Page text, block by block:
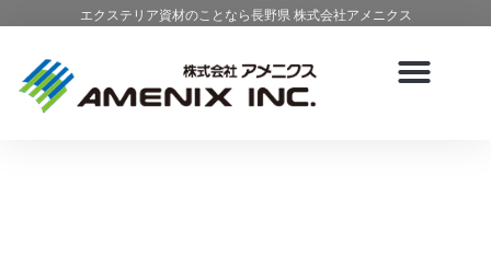
エクステリア資材のことなら長野県 株式会社アメニクス